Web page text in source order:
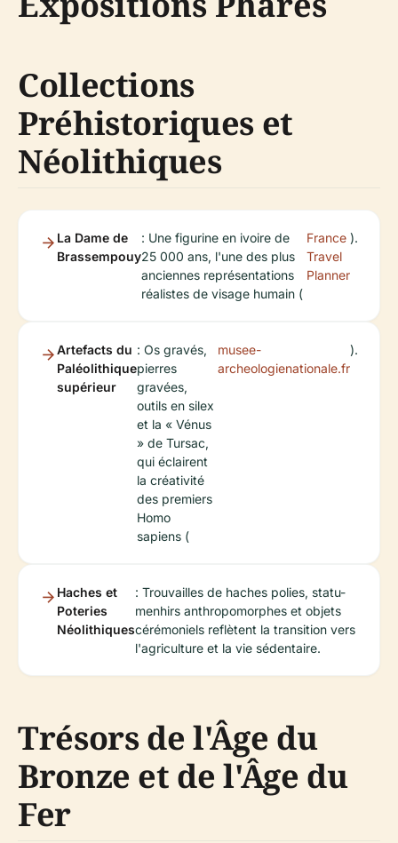
Collections
Préhistoriques et
Néolithiques
La Dame de
Brassempouy
: Une figurine en ivoire de
25 000 ans, l'une des plus
anciennes représentations
réalistes de visage humain (
France
Travel
Planner
).
Artefacts du
Paléolithique
supérieur
: Os gravés,
pierres
gravées,
outils en silex
et la « Vénus
» de Tursac,
qui éclairent
la créativité
des premiers
Homo
sapiens (
musee-
archeologienationale.fr
).
Haches et
Poteries
Néolithiques
: Trouvailles de haches polies, statu-
menhirs anthropomorphes et objets
cérémoniels reflètent la transition vers
l'agriculture et la vie sédentaire.
Trésors de l'Âge du
Bronze et de l'Âge du
Fer